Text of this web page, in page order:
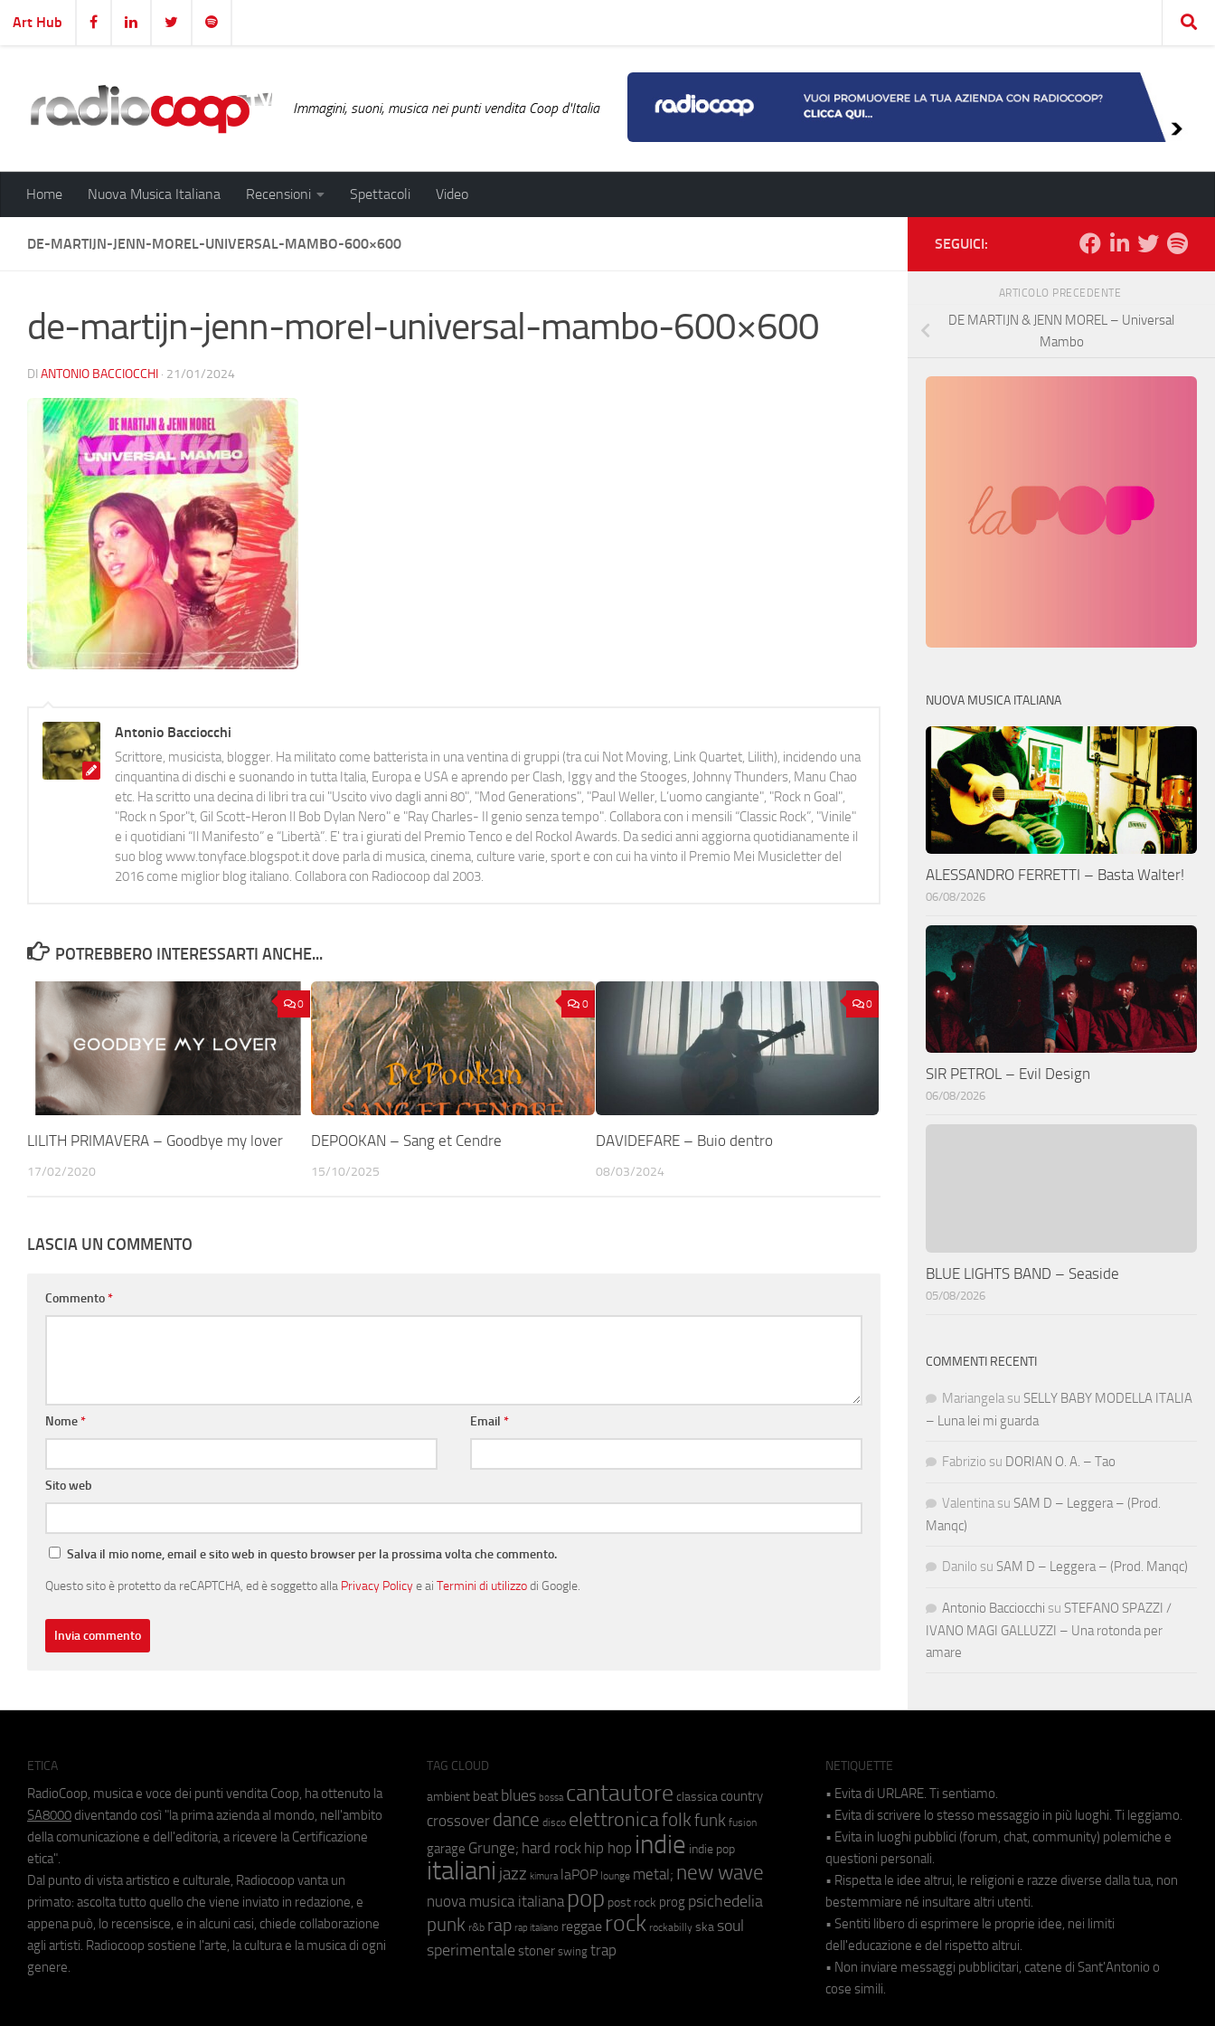
Salta al contenuto
Art Hub
Immagini, suoni, musica nei punti vendita Coop d'Italia
Home Nuova Musica Italiana Recensioni Spettacoli Video
DE-MARTIJN-JENN-MOREL-UNIVERSAL-MAMBO-600×600
de-martijn-jenn-morel-universal-mambo-600×600
DI ANTONIO BACCIOCCHI · 21/01/2024
Antonio Bacciocchi
Scrittore, musicista, blogger. Ha militato come batterista in una ventina di gruppi (tra cui Not Moving, Link Quartet, Lilith), incidendo una
cinquantina di dischi e suonando in tutta Italia, Europa e USA e aprendo per Clash, Iggy and the Stooges, Johnny Thunders, Manu Chao
etc. Ha scritto una decina di libri tra cui "Uscito vivo dagli anni 80", "Mod Generations", "Paul Weller, L’uomo cangiante", "Rock n Goal",
"Rock n Spor"t, Gil Scott-Heron Il Bob Dylan Nero" e "Ray Charles- Il genio senza tempo". Collabora con i mensili “Classic Rock”, "Vinile"
e i quotidiani “Il Manifesto” e “Libertà”. E' tra i giurati del Premio Tenco e del Rockol Awards. Da sedici anni aggiorna quotidianamente il
suo blog www.tonyface.blogspot.it dove parla di musica, cinema, culture varie, sport e con cui ha vinto il Premio Mei Musicletter del
2016 come miglior blog italiano. Collabora con Radiocoop dal 2003.
POTREBBERO INTERESSARTI ANCHE...
0
LILITH PRIMAVERA – Goodbye my lover
17/02/2020
0
DEPOOKAN – Sang et Cendre
15/10/2025
0
DAVIDEFARE – Buio dentro
08/03/2024
LASCIA UN COMMENTO
Commento*
Nome* Email*
Sito web
Salva il mio nome, email e sito web in questo browser per la prossima volta che commento.
Questo sito è protetto da reCAPTCHA, ed è soggetto alla Privacy Policye ai Termini di utilizzodi Google.
SEGUICI:
ARTICOLO PRECEDENTE
DE MARTIJN & JENN MOREL – Universal
Mambo
NUOVA MUSICA ITALIANA
ALESSANDRO FERRETTI – Basta Walter!
06/08/2026
SIR PETROL – Evil Design
06/08/2026
BLUE LIGHTS BAND – Seaside
05/08/2026
COMMENTI RECENTI
Mariangela su SELLY BABY MODELLA ITALIA
– Luna lei mi guarda
Fabrizio su DORIAN O. A. – Tao
Valentina su SAM D – Leggera – (Prod.
Manqc)
Danilo su SAM D – Leggera – (Prod. Manqc)
Antonio Bacciocchi su STEFANO SPAZZI /
IVANO MAGI GALLUZZI – Una rotonda per
amare
ETICA
RadioCoop, musica e voce dei punti vendita Coop, ha ottenuto la
SA8000 diventando così "la prima azienda al mondo, nell'ambito
della comunicazione e dell'editoria, a ricevere la Certificazione
etica".
Dal punto di vista artistico e culturale, Radiocoop vanta un
primato: ascolta tutto quello che viene inviato in redazione, e
appena può, lo recensisce, e in alcuni casi, chiede collaborazione
agli artisti. Radiocoop sostiene l'arte, la cultura e la musica di ogni
genere.
TAG CLOUD
ambient beat blues bossa cantautore classica country
crossover dance disco elettronicafolkfunk fusion
garage Grunge; hard rock hip hop indie indie pop
italiani jazz kimura laPOP lounge metal; new wave
nuova musica italiana pop post rock prog psichedelia
punk r&b rap rap italiano reggae rock rockabilly ska soul
sperimentale stoner swing trap
NETIQUETTE
• Evita di URLARE. Ti sentiamo.
• Evita di scrivere lo stesso messaggio in più luoghi. Ti leggiamo.
• Evita in luoghi pubblici (forum, chat, community) polemiche e
questioni personali.
• Rispetta le idee altrui, le religioni e razze diverse dalla tua, non
bestemmiare né insultare altri utenti.
• Sentiti libero di esprimere le proprie idee, nei limiti
dell'educazione e del rispetto altrui.
• Non inviare messaggi pubblicitari, catene di Sant'Antonio o
cose simili.